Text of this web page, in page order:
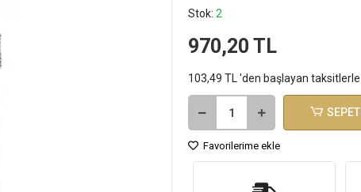
Stok: 2
970,20 TL
103,49 TL 'den başlayan taksitlerle
Favorilerime ekle